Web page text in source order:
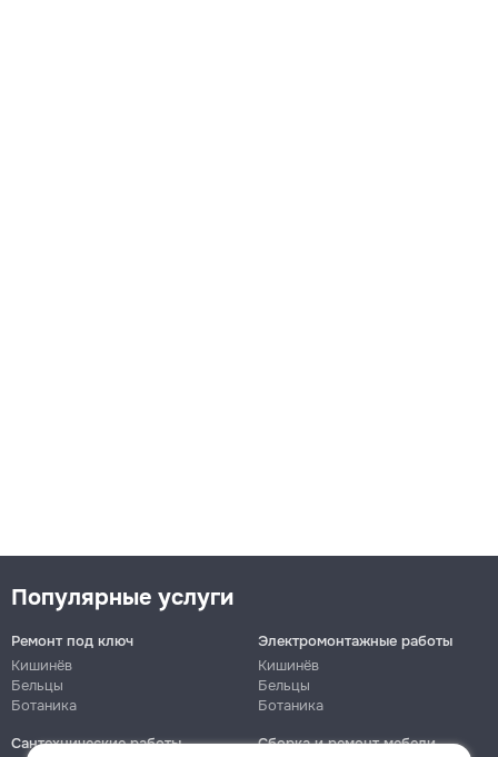
Популярные услуги
Ремонт под ключ
Кишинёв
Бельцы
Ботаника
Электромонтажные работы
Кишинёв
Бельцы
Ботаника
Сантехнические работы
Сборка и ремонт мебели